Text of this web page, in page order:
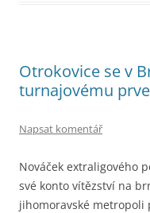
Otrokovice se v
turnajovému
Napsat komentář
Nováček extraligového
své konto vítězství na
jihomoravské metropoli